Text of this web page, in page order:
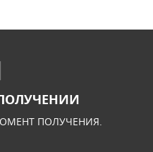
ПОЛУЧЕНИЯ.